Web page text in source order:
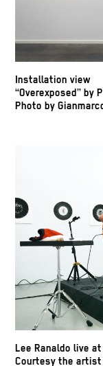
Installation view
“Overexposed” by
Photo by
Lee Ranaldo live at
Courtesy the artist